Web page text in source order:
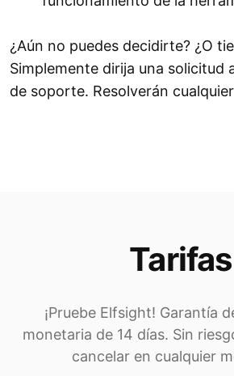
¿Aún no puedes decidirte? ¿O
Simplemente dirija una solicitud
de soporte. Resolverán
Tarifas
¡Pruebe Elfsight! Garantía
monetaria de 14 días. Sin
cancelar en cualquier